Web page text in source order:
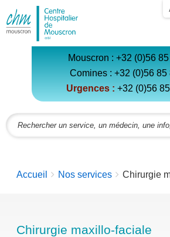
Hospitalier
de
Mouscron
Mouscron : +32 (0)56
Comines : +32 (0)56 85
Urgences : +32 (0)56
You
Accueil Nos services Chirurgie
Chirurgie maxillo-faciale